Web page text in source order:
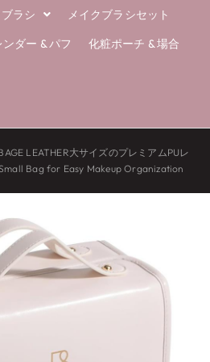
ラシ
メイクブラシセット
ダー & パフ
化粧ポーチ & 場合
LEATHER大サイズのプレミアムPUレ
Bag for Easy Makeup Organization